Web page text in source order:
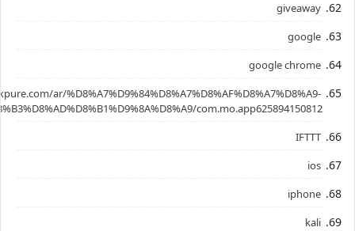
giveaway
google
google chrome
ar/%D8%A7%D9%84%D8%A7%D8%AF%D8%A7%D8%A9-
com.mo.app625894150812
IFTTT
ios
iphone
kali